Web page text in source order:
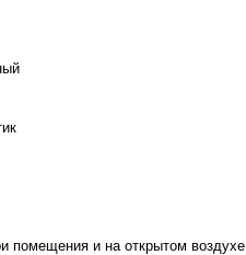
помещения и на открытом воздухе